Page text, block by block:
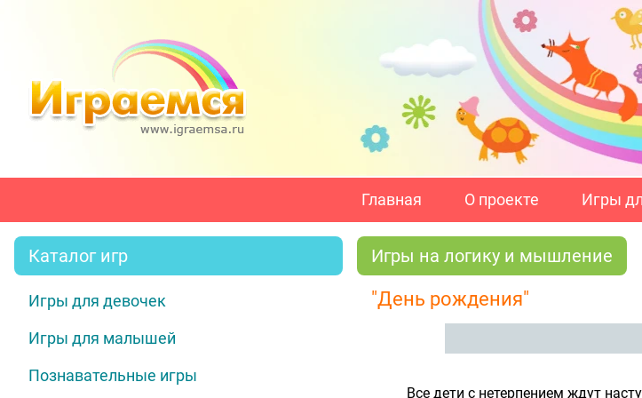
Главная О проекте Игры
Каталог игр
Игры для девочек
Игры для малышей
Познавательные игры
Игры на логику и мышление
"День рождения"
Все дети с нетерпением ждут